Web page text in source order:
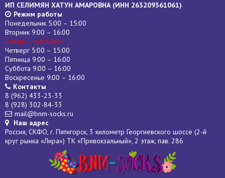
ИП СЕЛИМЯН ХАТУН АМАРОВНА (ИНН 263209361061)
Режим работы
Понедельник 5:00 – 15:00
Вторник 9:00 – 16:00
Среда – выходной
Четверг 5:00 – 15:00
Пятница 9:00 – 16:00
Суббота 9:00 – 16:00
Воскресенье 9:00 – 16:00
Контакты
8 (962) 433-23-33
8 (928) 302-84-33
mail@bnm-socks.ru
Наш адрес
Россия, СКФО, г. Пятигорск, 3 километр Георгиевского шоссе (2-й
круг рынка «Лира») ТК «Привокзальный», 2 этаж, пав. 286